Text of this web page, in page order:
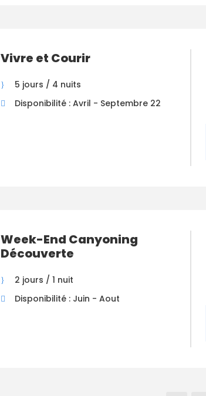
Vivre et Courir
5 jours / 4 nuits
Disponibilité : Avril - Septembre 22
Week-End Canyoning
Découverte
2 jours / 1 nuit
Disponibilité : Juin - Aout